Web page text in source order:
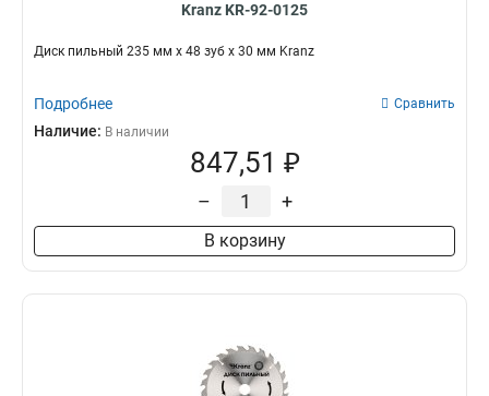
Kranz KR-92-0125
Диск пильный 235 мм х 48 зуб х 30 мм Kranz
Подробнее Сравнить
Наличие: В наличии
847,51 ₽
– +
В корзину